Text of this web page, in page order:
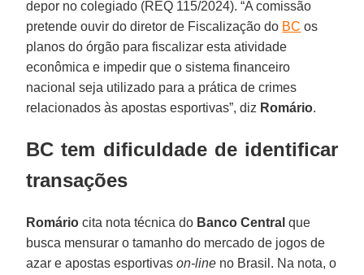
depor no colegiado (REQ 115/2024). “A comissão
pretende ouvir do diretor de Fiscalização do BC os
planos do órgão para fiscalizar esta atividade
econômica e impedir que o sistema financeiro
nacional seja utilizado para a prática de crimes
relacionados às apostas esportivas”, diz Romário.
BC tem dificuldade de identificar
transações
Romário cita nota técnica do Banco Central que
busca mensurar o tamanho do mercado de jogos de
azar e apostas esportivason-line no Brasil. Na nota, o